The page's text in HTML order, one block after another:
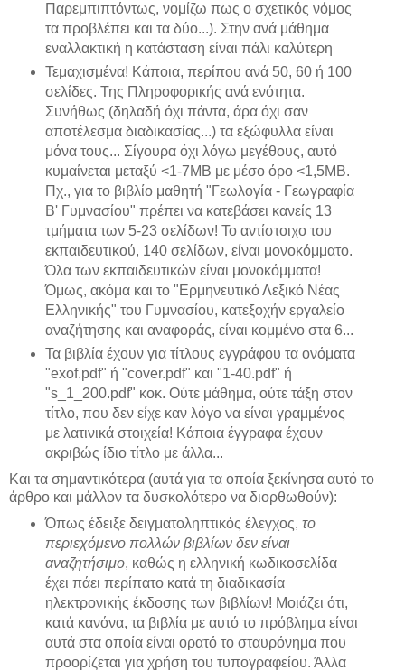
Παρεμπιπτόντως, νομίζω πως ο σχετικός νόμος
τα προβλέπει και τα δύο...). Στην ανά μάθημα
εναλλακτική η κατάσταση είναι πάλι καλύτερη
Τεμαχισμένα! Κάποια, περίπου ανά 50, 60 ή 100
σελίδες. Της Πληροφορικής ανά ενότητα.
Συνήθως (δηλαδή όχι πάντα, άρα όχι σαν
αποτέλεσμα διαδικασίας...) τα εξώφυλλα είναι
μόνα τους... Σίγουρα όχι λόγω μεγέθους, αυτό
κυμαίνεται μεταξύ <1-7MB με μέσο όρο <1,5MB.
Πχ., για το βιβλίο μαθητή "Γεωλογία - Γεωγραφία
B' Γυμνασίου" πρέπει να κατεβάσει κανείς 13
τμήματα των 5-23 σελίδων! Το αντίστοιχο του
εκπαιδευτικού, 140 σελίδων, είναι μονοκόμματο.
Όλα των εκπαιδευτικών είναι μονοκόμματα!
Όμως, ακόμα και το "Ερμηνευτικό Λεξικό Νέας
Ελληνικής" του Γυμνασίου, κατεξοχήν εργαλείο
αναζήτησης και αναφοράς, είναι κομμένο στα 6...
Τα βιβλία έχουν για τίτλους εγγράφου τα ονόματα
"exof.pdf" ή "cover.pdf" και "1-40.pdf" ή
"s_1_200.pdf" κοκ. Ούτε μάθημα, ούτε τάξη στον
τίτλο, που δεν είχε καν λόγο να είναι γραμμένος
με λατινικά στοιχεία! Κάποια έγγραφα έχουν
ακριβώς ίδιο τίτλο με άλλα...
Και τα σημαντικότερα (αυτά για τα οποία ξεκίνησα αυτό το
άρθρο και μάλλον τα δυσκολότερο να διορθωθούν):
Όπως έδειξε δειγματοληπτικός έλεγχος, το
περιεχόμενο πολλών βιβλίων δεν είναι
αναζητήσιμο, καθώς η ελληνική κωδικοσελίδα
έχει πάει περίπατο κατά τη διαδικασία
ηλεκτρονικής έκδοσης των βιβλίων! Μοιάζει ότι,
κατά κανόνα, τα βιβλία με αυτό το πρόβλημα είναι
αυτά στα οποία είναι ορατό το σταυρόνημα που
προορίζεται για χρήση του τυπογραφείου. Άλλα